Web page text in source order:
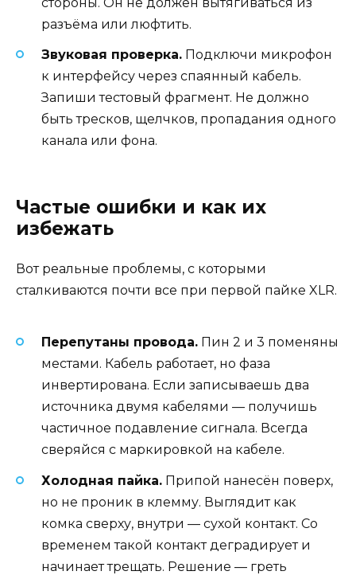
разъёма или люфтить.
Звуковая проверка. Подключи микрофон
к интерфейсу через спаянный кабель.
Запиши тестовый фрагмент. Не должно
быть тресков, щелчков, пропадания одного
канала или фона.
Частые ошибки и как их
избежать
Вот реальные проблемы, с которыми
сталкиваются почти все при первой пайке XLR.
Перепутаны провода. Пин 2 и 3 поменяны
местами. Кабель работает, но фаза
инвертирована. Если записываешь два
источника двумя кабелями — получишь
частичное подавление сигнала. Всегда
сверяйся с маркировкой на кабеле.
Холодная пайка. Припой нанесён поверх,
но не проник в клемму. Выглядит как
комка сверху, внутри — сухой контакт. Со
временем такой контакт деградирует и
начинает трещать. Решение — греть